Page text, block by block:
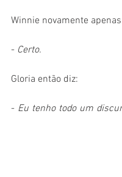
Winnie novamente
- Certo.
Gloria então diz:
- Eu tenho todo um